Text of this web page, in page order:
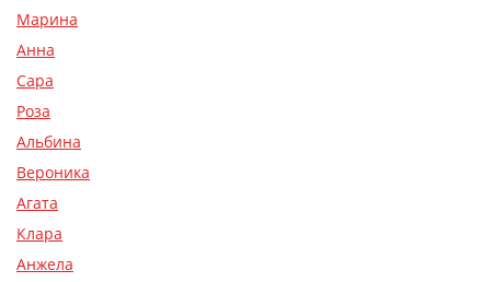
Марина
Анна
Сара
Роза
Альбина
Вероника
Агата
Клара
Анжела